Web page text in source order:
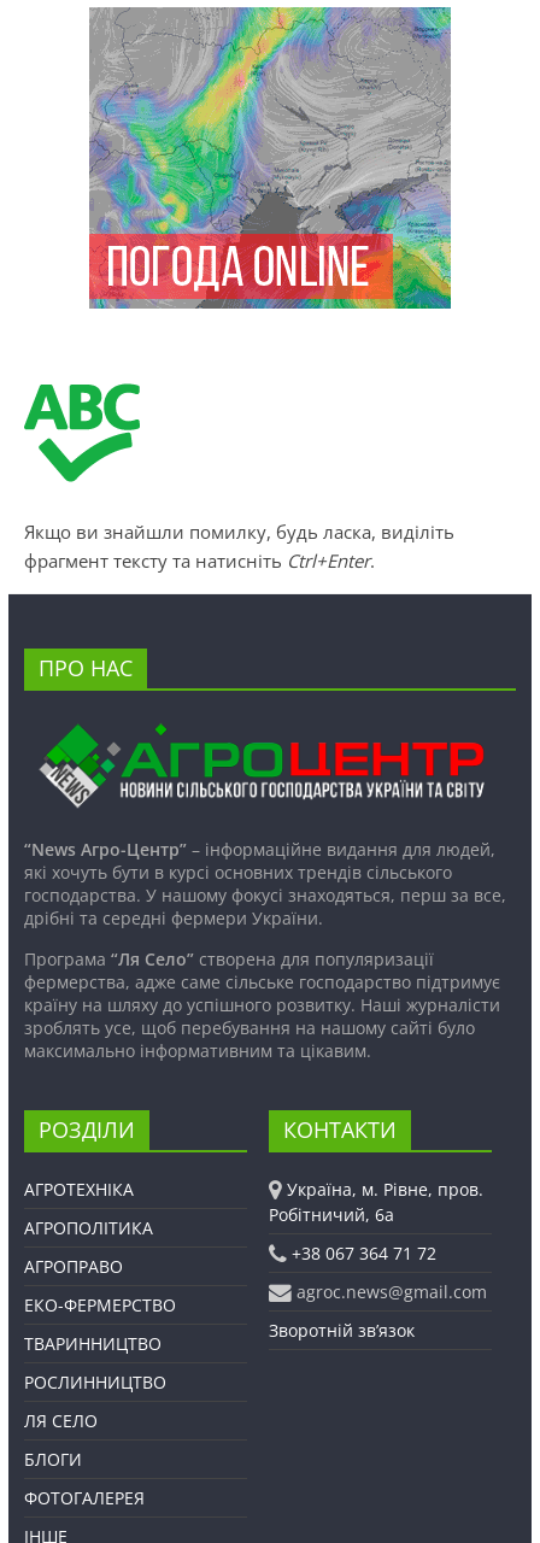
Якщо ви знайшли помилку, будь ласка, виділіть
фрагмент тексту та натисніть Ctrl+Enter.
ПРО НАС
“News Агро-Центр”– інформаційне видання для людей,
які хочуть бути в курсі основних трендів сільського
господарства. У нашому фокусі знаходяться, перш за все,
дрібні та середні фермери України.
Програма “Ля Село”створена для популяризації
фермерства, адже саме сільське господарство підтримує
країну на шляху до успішного розвитку. Наші журналісти
зроблять усе, щоб перебування на нашому сайті було
максимально інформативним та цікавим.
РОЗДІЛИ
АГРОТЕХНІКА
АГРОПОЛІТИКА
АГРОПРАВО
ЕКО-ФЕРМЕРСТВО
ТВАРИННИЦТВО
РОСЛИННИЦТВО
ЛЯ СЕЛО
БЛОГИ
ФОТОГАЛЕРЕЯ
ІНШЕ
КОНТАКТИ
Україна, м. Рівне, пров.
Робітничий, 6а
+38 067 364 71 72
agroc.news@gmail.com
Зворотній зв’язок